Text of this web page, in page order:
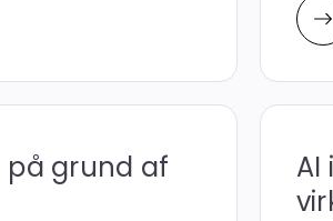
på grund af
AI